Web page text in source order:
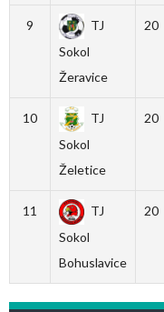
9
TJ
Sokol
Žeravice
20
10
TJ
Sokol
Želetice
20
11
TJ
Sokol
Bohuslavice
20